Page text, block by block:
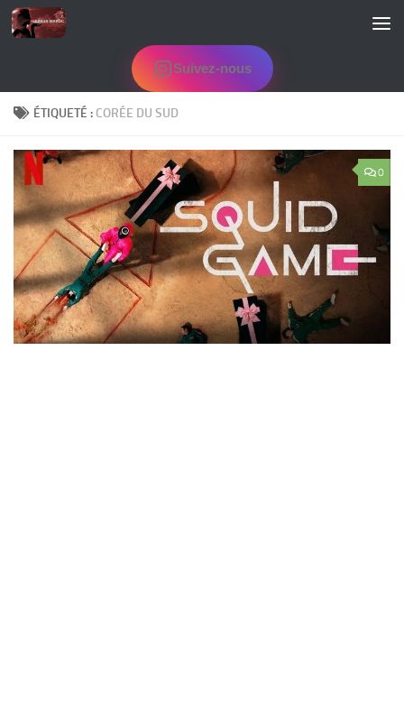
Skip to content
Suivez-nous
ÉTIQUETÉ : CORÉE DU SUD
0